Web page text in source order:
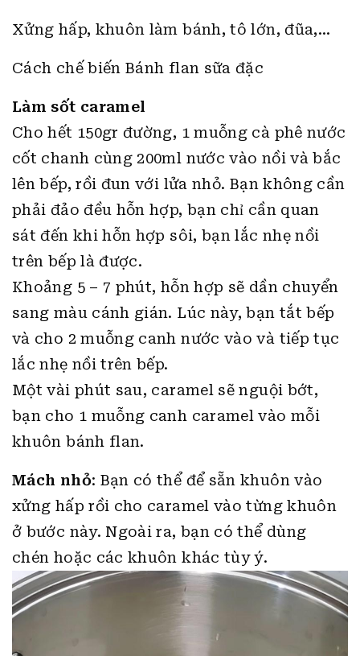
Xửng hấp, khuôn làm bánh, tô lớn, đũa,…
Cách chế biến Bánh flan sữa đặc
Làm sốt caramel
Cho hết 150gr đường, 1 muỗng cà phê nước
cốt chanh cùng 200ml nước vào nồi và bắc
lên bếp, rồi đun với lửa nhỏ. Bạn không cần
phải đảo đều hỗn hợp, bạn chỉ cần quan
sát đến khi hỗn hợp sôi, bạn lắc nhẹ nồi
trên bếp là được.
Khoảng 5 – 7 phút, hỗn hợp sẽ dần chuyển
sang màu cánh gián. Lúc này, bạn tắt bếp
và cho 2 muỗng canh nước vào và tiếp tục
lắc nhẹ nồi trên bếp.
Một vài phút sau, caramel sẽ nguội bớt,
bạn cho 1 muỗng canh caramel vào mỗi
khuôn bánh flan.
Mách nhỏ: Bạn có thể để sẵn khuôn vào
xửng hấp rồi cho caramel vào từng khuôn
ở bước này. Ngoài ra, bạn có thể dùng
chén hoặc các khuôn khác tùy ý.